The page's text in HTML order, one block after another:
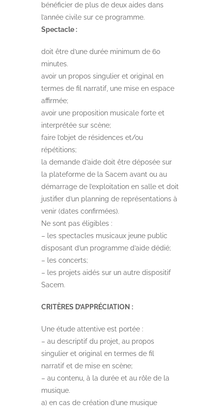
bénéficier de plus de deux aides dans
l’année civile sur ce programme.
Spectacle :
doit être d’une durée minimum de 60
minutes.
avoir un propos singulier et original en
termes de fil narratif, une mise en espace
affirmée;
avoir une proposition musicale forte et
interprétée sur scène;
faire l’objet de résidences et/ou
répétitions;
la demande d’aide doit être déposée sur
la plateforme de la Sacem avant ou au
démarrage de l’exploitation en salle et doit
justifier d’un planning de représentations à
venir (dates confirmées).
Ne sont pas éligibles :
– les spectacles musicaux jeune public
disposant d’un programme d’aide dédié;
– les concerts;
– les projets aidés sur un autre dispositif
Sacem.
CRITÈRES D’APPRÉCIATION :
Une étude attentive est portée :
– au descriptif du projet, au propos
singulier et original en termes de fil
narratif et de mise en scène;
– au contenu, à la durée et au rôle de la
musique.
a) en cas de création d’une musique